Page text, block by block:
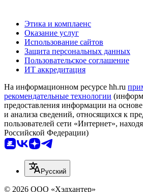
Этика и комплаенс
Оказание услуг
Использование сайтов
Защита персональных данных
Пользовательское соглашение
ИТ аккредитация
На информационном ресурсе hh.ru
рекомендательные технологии
предоставления информации на
и анализа сведений, относящихся к
пользователей сети «Интернет»,
Российской Федерации)
Русский
© 2026 ООО «Хэдхантер»